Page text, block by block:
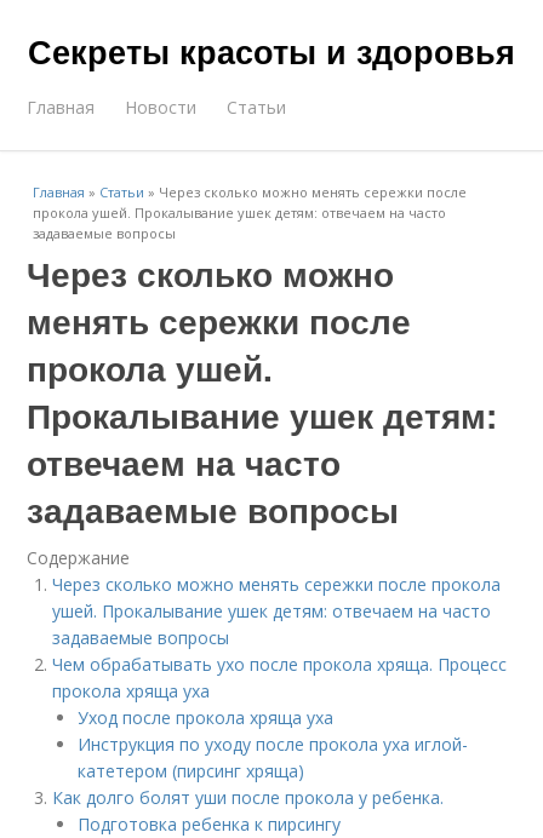
Секреты красоты и здоровья
Главная Новости Статьи
Главная » Статьи » Через сколько можно менять сережки после
прокола ушей. Прокалывание ушек детям: отвечаем на часто
задаваемые вопросы
Через сколько можно
менять сережки после
прокола ушей.
Прокалывание ушек детям:
отвечаем на часто
задаваемые вопросы
Содержание
Через сколько можно менять сережки после прокола
ушей. Прокалывание ушек детям: отвечаем на часто
задаваемые вопросы
Чем обрабатывать ухо после прокола хряща. Процесс
прокола хряща уха
Уход после прокола хряща уха
Инструкция по уходу после прокола уха иглой-
катетером (пирсинг хряща)
Как долго болят уши после прокола у ребенка.
Подготовка ребенка к пирсингу